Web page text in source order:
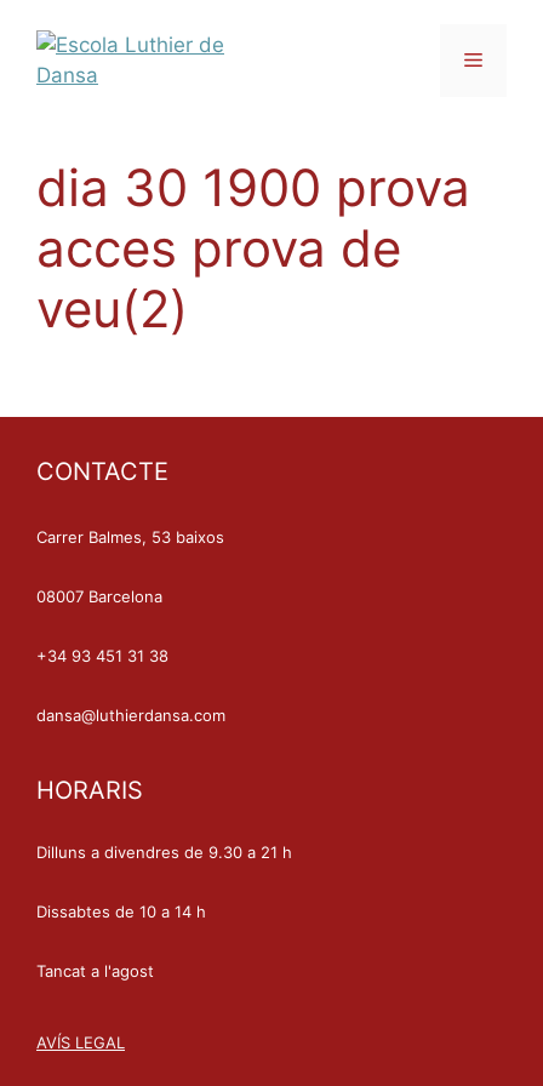
contingut
Menú
dia 30 1900 prova
acces prova de
veu(2)
CONTACTE
Carrer Balmes, 53 baixos
08007 Barcelona
+34 93 451 31 38
dansa@luthierdansa.com
HORARIS
Dilluns a divendres de 9.30 a 21 h
Dissabtes de 10 a 14 h
Tancat a l'agost
AVÍS LEGAL